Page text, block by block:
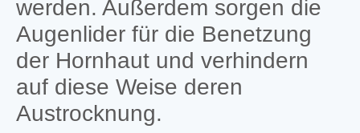
werden. Außerdem sorgen die
Augenlider für die Benetzung
der Hornhaut und verhindern
auf diese Weise deren
Austrocknung.